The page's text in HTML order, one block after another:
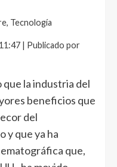
Tecnología
| Publicado por
que la industria del
beneficios que
del
y que ya ha
que,